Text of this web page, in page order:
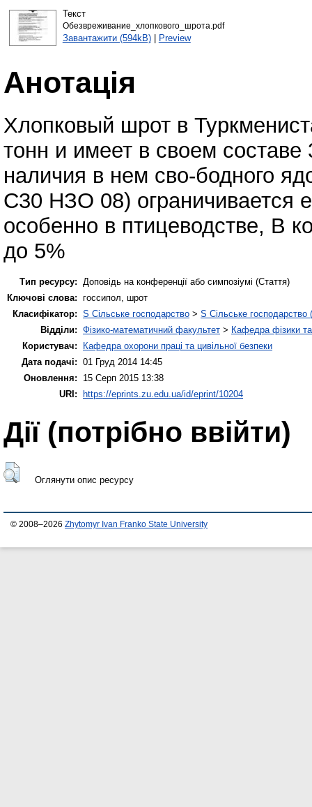
Текст
Обезвреживание_хлопкового_шрота.pdf
Завантажити (594kB)| Preview
Анотація
Хлопковый шрот в
тонн и имеет в своем
наличия в нем сво-бодного
С30 НЗО 08) ограничивается
особенно в птицеводстве, В
до 5%
Тип ресурсу:
Доповідь на конференції або симпозіумі (Стаття)
Ключові слова: госсипол, шрот
Класифікатор: S Сільське господарство > S Сільське господарство
Відділи: Фізико-математичний факультет > Кафедра фізики
Користувач:
Кафедра охорони праці та цивільної безпеки
Дата подачі: 01 Груд 2014 14:45
Оновлення:
15 Серп 2015 13:38
URI: https://eprints.zu.edu.ua/id/eprint/10204
Дії ​​(потрібно ввійти)
Оглянути опис ресурсу
© 2008–2026 Zhytomyr Ivan Franko State University